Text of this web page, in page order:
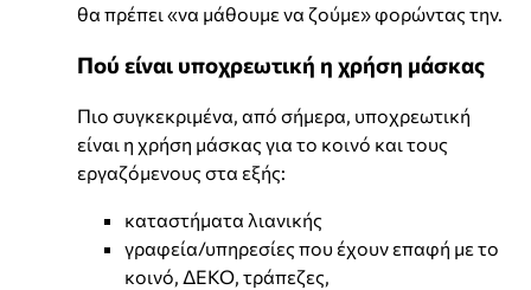
θα πρέπει «να μάθουμε να ζούμε» φορώντας την.
Πού είναι υποχρεωτική η χρήση μάσκας
Πιο συγκεκριμένα, από σήμερα, υποχρεωτική
είναι η χρήση μάσκας για το κοινό και τους
εργαζόμενους στα εξής:
καταστήματα λιανικής
γραφεία/υπηρεσίες που έχουν επαφή με το
κοινό, ΔΕΚΟ, τράπεζες,